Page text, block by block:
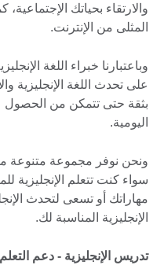
والارتقاء بحياتك
المثلى من الإنترنت.
وباعتبارنا خبراء اللغة
على تحدث اللغة الإنجليزية
بثقة حتى تتمكن من
اليومية.
ونحن نوفر مجموعة متنوعة
سواء كنت تتعلم الإنجليزية
مهاراتك أو تسعى لتحدث
الإنجليزية المناسبة لك.
تدريس الإنجليزية - دعم التعلم